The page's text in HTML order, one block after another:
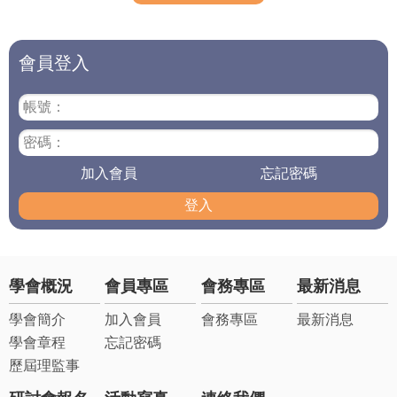
會員登入
帳號：
密碼：
加入會員 忘記密碼
登入
學會概況
學會簡介
學會章程
歷屆理監事
會員專區
加入會員
忘記密碼
會務專區
會務專區
最新消息
最新消息